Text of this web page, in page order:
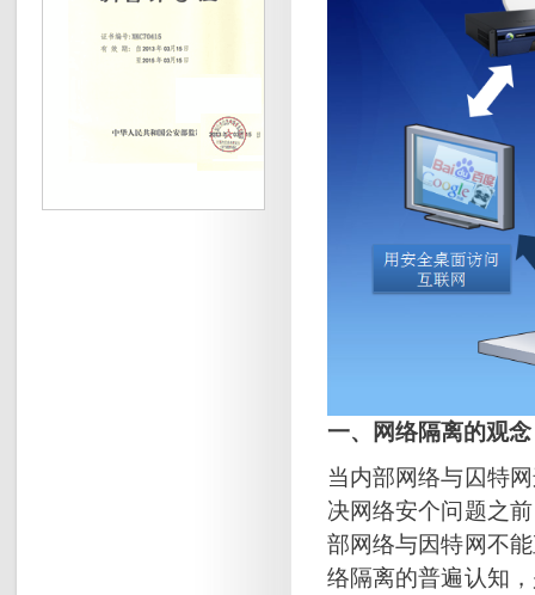
一、网络隔离的观念
当内部网络与囚特
决网络安个问题之
部网络与因特网不
络隔离的普遍认知